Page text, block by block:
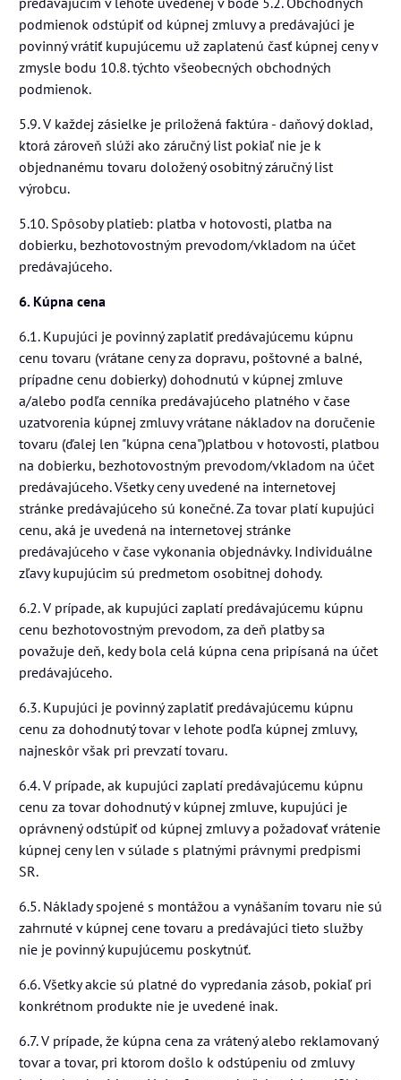
podmienok odstúpiť od kúpnej zmluvy a predávajúci je
povinný vrátiť kupujúcemu už zaplatenú časť kúpnej ceny v
zmysle bodu 10.8. týchto všeobecných obchodných
podmienok.
5.9. V každej zásielke je priložená faktúra - daňový doklad,
ktorá zároveň slúži ako záručný list pokiaľ nie je k
objednanému tovaru doložený osobitný záručný list
výrobcu.
5.10. Spôsoby platieb: platba v hotovosti, platba na
dobierku, bezhotovostným prevodom/vkladom na účet
predávajúceho.
6. Kúpna cena
6.1. Kupujúci je povinný zaplatiť predávajúcemu kúpnu
cenu tovaru (vrátane ceny za dopravu, poštovné a balné,
prípadne cenu dobierky) dohodnutú v kúpnej zmluve
a/alebo podľa cenníka predávajúceho platného v čase
uzatvorenia kúpnej zmluvy vrátane nákladov na doručenie
tovaru (ďalej len "kúpna cena")platbou v hotovosti, platbou
na dobierku, bezhotovostným prevodom/vkladom na účet
predávajúceho. Všetky ceny uvedené na internetovej
stránke predávajúceho sú konečné. Za tovar platí kupujúci
cenu, aká je uvedená na internetovej stránke
predávajúceho v čase vykonania objednávky. Individuálne
zľavy kupujúcim sú predmetom osobitnej dohody.
6.2. V prípade, ak kupujúci zaplatí predávajúcemu kúpnu
cenu bezhotovostným prevodom, za deň platby sa
považuje deň, kedy bola celá kúpna cena pripísaná na účet
predávajúceho.
6.3. Kupujúci je povinný zaplatiť predávajúcemu kúpnu
cenu za dohodnutý tovar v lehote podľa kúpnej zmluvy,
najneskôr však pri prevzatí tovaru.
6.4. V prípade, ak kupujúci zaplatí predávajúcemu kúpnu
cenu za tovar dohodnutý v kúpnej zmluve, kupujúci je
oprávnený odstúpiť od kúpnej zmluvy a požadovať vrátenie
kúpnej ceny len v súlade s platnými právnymi predpismi
SR.
6.5. Náklady spojené s montážou a vynášaním tovaru nie sú
zahrnuté v kúpnej cene tovaru a predávajúci tieto služby
nie je povinný kupujúcemu poskytnúť.
6.6. Všetky akcie sú platné do vypredania zásob, pokiaľ pri
konkrétnom produkte nie je uvedené inak.
6.7. V prípade, že kúpna cena za vrátený alebo reklamovaný
tovar a tovar, pri ktorom došlo k odstúpeniu od zmluvy